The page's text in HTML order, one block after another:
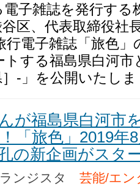
子雑誌を発行する
区、代表取締役社
行電子雑誌「旅色
トする福島県白河
-」を公開いたし
が福島県白河市
「旅色」2019年
の新企画がスタ
ランジスタ 芸能/エン